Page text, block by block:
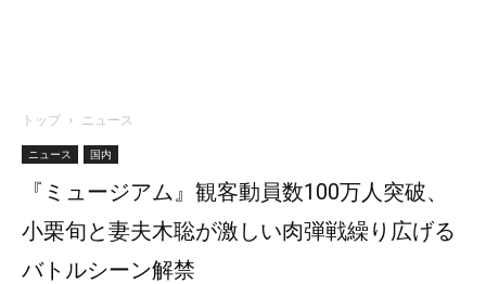
トップ ニュース
ニュース 国内
『ミュージアム』観客動員数100万人突破、
小栗旬と妻夫木聡が激しい肉弾戦繰り広げる
バトルシーン解禁